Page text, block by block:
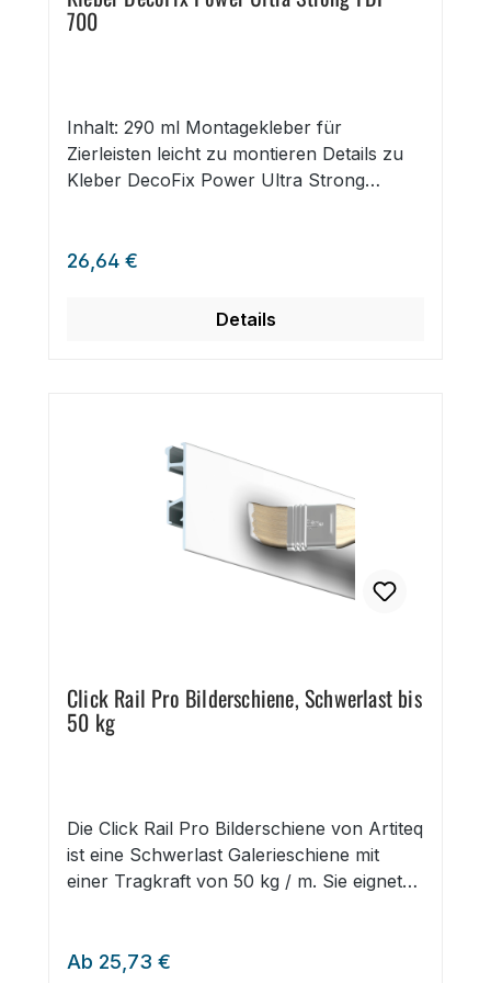
700
Inhalt: 290 ml Montagekleber für
Zierleisten leicht zu montieren Details zu
Kleber DecoFix Power Ultra Strong
LED. Zur sicheren Verklebung der
Nur für Innenräume geeignet. Einfache
Regulärer Preis:
26,64 €
Details
Click Rail Pro Bilderschiene, Schwerlast bis
50 kg
Die Click Rail Pro Bilderschiene von Artiteq
ist eine Schwerlast Galerieschiene mit
einer Tragkraft von 50 kg / m. Sie eignet
Leinwände oder Acrylbilder. Die Click Rail
Regulärer Preis:
Ab 25,73 €